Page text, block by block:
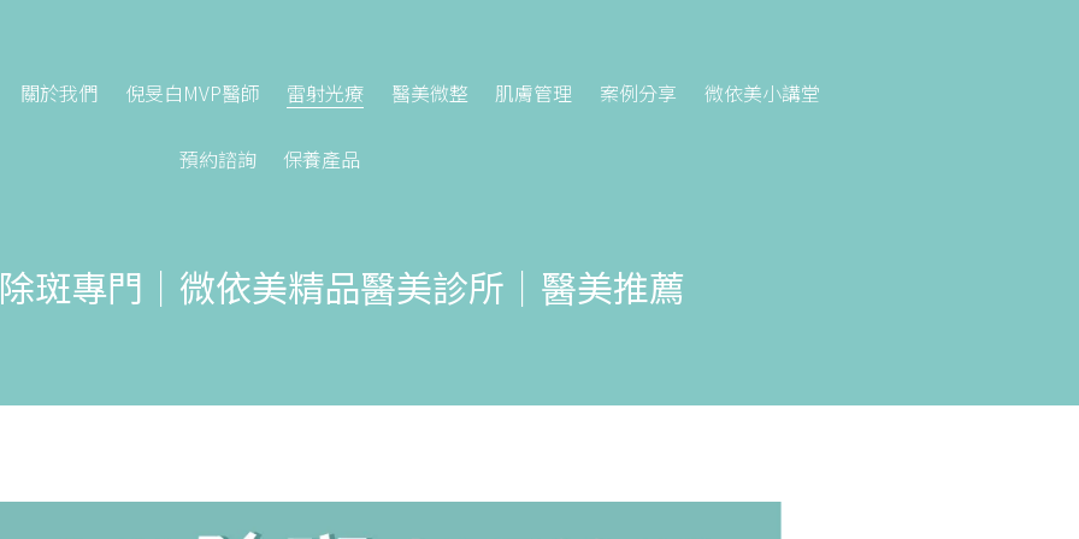
關於我們 倪旻白MVP醫師 雷射光療 醫美微整 肌膚管理 案例分享 微依美小講堂
預約諮詢 保養產品
斑專門｜微依美精品醫美診所｜醫美推薦